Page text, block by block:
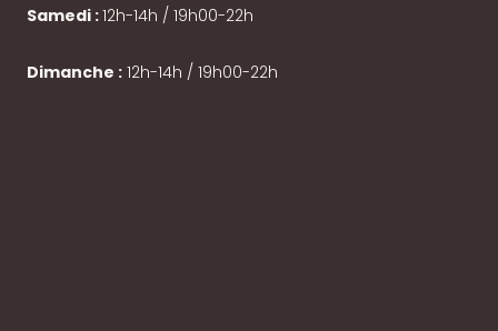
Samedi :12h-14h / 19h00-22h
Dimanche : 12h-14h / 19h00-22h